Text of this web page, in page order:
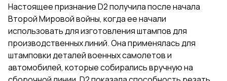
Настоящее признание D2 получила после начала
Второй Мировой войны, когда ее начали
использовать для изготовления штампов для
производственных линий. Она применялась для
штамповки деталей военных самолетов и
автомобилей, которые собирались вручную на